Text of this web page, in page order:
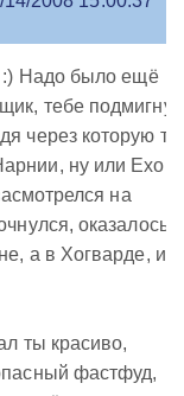
:) Надо было ещё
тебе
через которую ты
ну или Ехо,
на
оказалось,
а в Хогварде,
ты красиво,
фастфуд,